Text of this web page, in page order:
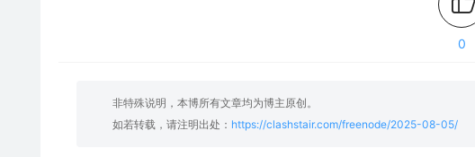
0
非特殊说明，本博所有文章均为博主原创。
如若转载，请注明出处： https://clashstair.com/freenode/2025-08-05/